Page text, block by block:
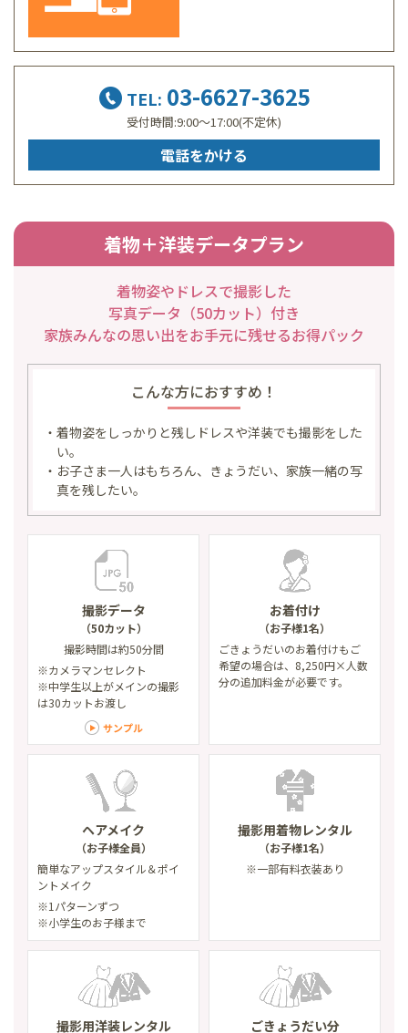
TEL: 03-6627-3625
受付時間:9:00～17:00(不定休)
電話をかける
着物＋洋装データプラン
着物姿やドレスで撮影した
写真データ（50カット）付き
家族みんなの思い出をお手元に残せるお得パック
こんな方におすすめ！
・着物姿をしっかりと残しドレスや洋装でも撮影をした
い。
・お子さま一人はもちろん、きょうだい、家族一緒の写
真を残したい。
撮影データ
（50カット）
撮影時間は約50分間
※カメラマンセレクト
※中学生以上がメインの撮影
は30カットお渡し
サンプル
お着付け
（お子様1名）
ごきょうだいのお着付けもご
希望の場合は、8,250円×人数
分の追加料金が必要です。
ヘアメイク
（お子様全員）
簡単なアップスタイル＆ポイ
ントメイク
※1パターンずつ
※小学生のお子様まで
撮影用着物レンタル
（お子様1名）
※一部有料衣装あり
撮影用洋装レンタル ごきょうだい分